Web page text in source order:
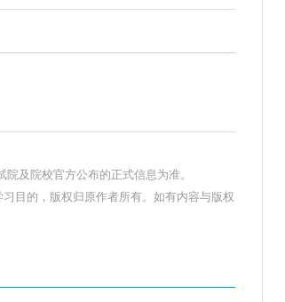
及院校官方公布的正式信息为准。
目的，版权归原作者所有。如有内容与版权